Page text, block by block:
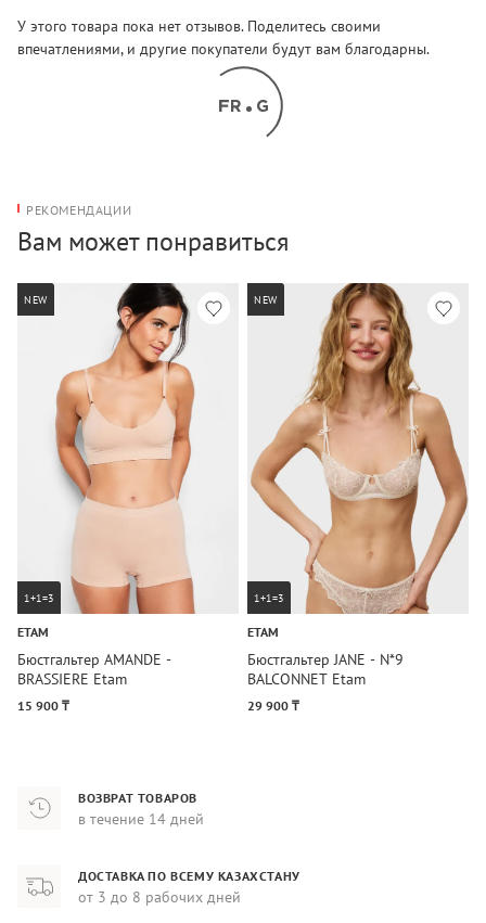
У этого товара пока нет отзывов. Поделитесь своими
впечатлениями, и другие покупатели будут вам благодарны.
РЕКОМЕНДАЦИИ
Вам может понравиться
NEW
1+1=3
ETAM
Бюстгальтер AMANDE -
BRASSIERE Etam
15 900 ₸
NEW
1+1=3
ETAM
Бюстгальтер JANE - N*9
BALCONNET Etam
29 900 ₸
ВОЗВРАТ ТОВАРОВ
в течение 14 дней
ДОСТАВКА ПО ВСЕМУ КАЗАХСТАНУ
от 3 до 8 рабочих дней